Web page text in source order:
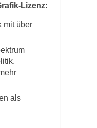
Lizenz:
mit über
als